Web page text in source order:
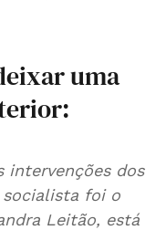
uma
intervenções dos
foi o
Leitão, está